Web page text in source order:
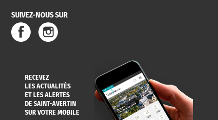
SUIVEZ-NOUS SUR
RECEVEZ
LES ACTUALITÉS
ET LES ALERTES
DE SAINT-AVERTIN
SUR VOTRE MOBILE